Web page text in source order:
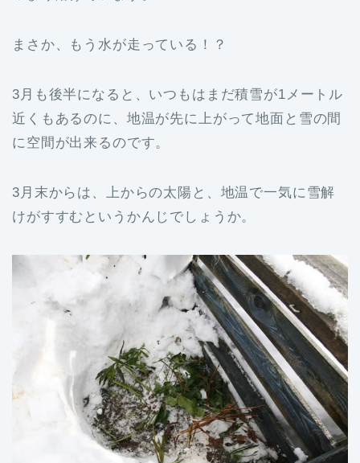
まさか、もう水が走っている！？
3月も後半になると、いつもはまだ積雪が1メートル
近くもあるのに、地温が先に上がって地面と雪の間
に空間が出来るのです。
3月末からは、上からの太陽と、地温で一気に雪解
けがすすむというかんじでしょうか。